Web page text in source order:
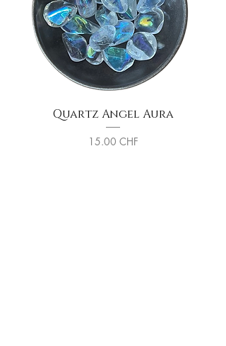
Quartz Angel Aura
Prix
15.00 CHF